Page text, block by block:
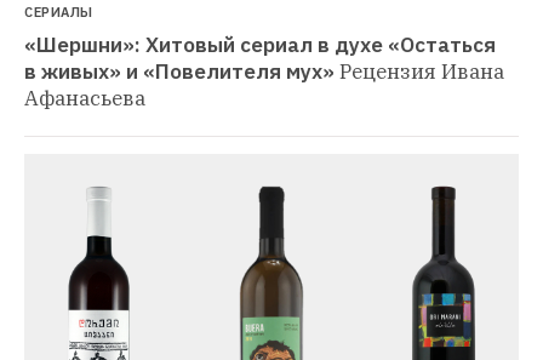
СЕРИАЛЫ
«Шершни»: Хитовый сериал в духе «Остаться
в живых» и «Повелителя мух» Рецензия Ивана
Афанасьева